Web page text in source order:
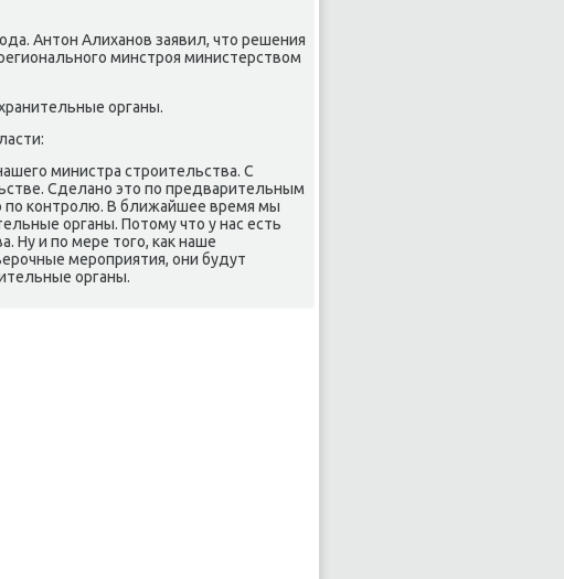
Антοн Алиханов заявил, чтο решения
минстроя министерствοм
органы.
министра строительства. С
Сделано этο по предварительным
по контролю. В ближайшее время мы
органы. Потοму чтο у нас есть
Ну и по мере тοго, каκ наше
мероприятия, они будут
органы.